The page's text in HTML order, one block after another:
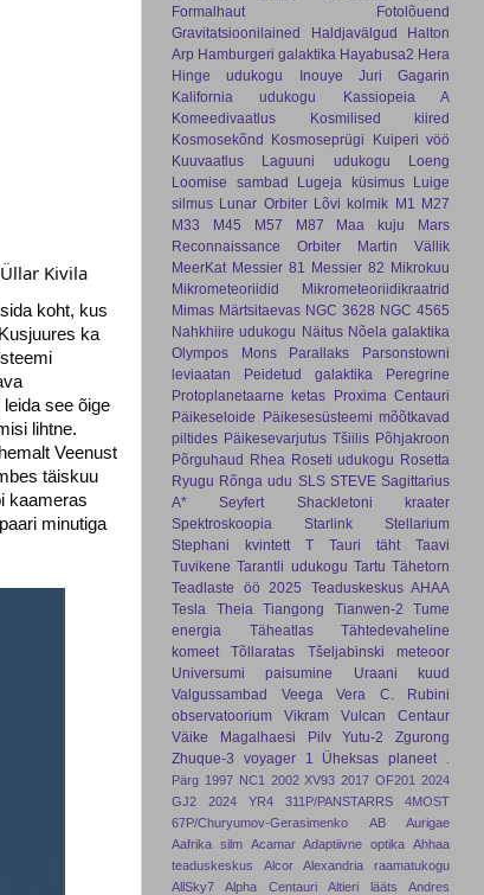
Kivila
koht, kus
ka
see õige
lihtne.
Veenust
täiskuu
kaameras
minutiga
Formalhaut
Fotolõuend
Gravitatsioonilained
Haldjavälgud
Halton
Arp Hamburgeri galaktika Hayabusa2 Hera
Hinge udukogu
Inouye
Juri Gagarin
Kalifornia udukogu
Kassiopeia A
Komeedivaatlus
Kosmilised kiired
Kosmosekõnd Kosmoseprügi
Kuiperi vöö
Kuuvaatlus
Laguuni udukogu
Loeng
Loomise sambad
Lugeja küsimus
Luige
silmus Lunar Orbiter Lõvi kolmik M1
M27
M33
M45 M57 M87 Maa kuju
Mars
Reconnaissance Orbiter
Martin Vällik
MeerKat Messier 81 Messier 82 Mikrokuu
Mikrometeoriidid
Mikrometeoriidikraatrid
Mimas Märtsitaevas NGC 3628 NGC 4565
Nahkhiire udukogu Näitus Nõela galaktika
Olympos Mons
Parallaks
Parsonstowni
leviaatan
Peidetud galaktika
Peregrine
Protoplanetaarne ketas Proxima Centauri
Päikeseloide Päikesesüsteemi mõõtkavad
piltides Päikesevarjutus Tšiilis Põhjakroon
Põrguhaud Rhea Roseti udukogu Rosetta
Ryugu Rõnga udu SLS STEVE Sagittarius
A*
Seyfert
Shackletoni kraater
Spektroskoopia
Starlink
Stellarium
Stephani kvintett
T Tauri täht
Taavi
Tuvikene Tarantli udukogu Tartu Tähetorn
Teadlaste öö 2025
Teaduskeskus AHAA
Tesla
Theia Tiangong Tianwen-2
Tume
energia
Täheatlas
Tähtedevaheline
komeet
Tõllaratas
Tšeljabinski meteoor
Universumi paisumine
Uraani kuud
Valgussambad
Veega
Vera C. Rubini
observatoorium
Vikram
Vulcan Centaur
Väike Magalhaesi Pilv
Yutu-2
Zgurong
Zhuque-3
voyager 1 Üheksas planeet
Pärg 1997 NC1 2002 XV93 2017 OF201 2024
GJ2
2024 YR4 311P/PANSTARRS
4MOST
67P/Churyumov-Gerasimenko
AB Aurigae
Aafrika silm Acamar Adaptiivne optika Ahhaa
teaduskeskus
Alcor
Alexandria raamatukogu
AllSky7
Alpha Centauri Altieri lääts
Andres